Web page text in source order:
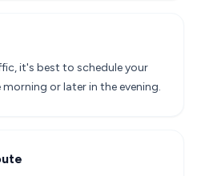
it's best to schedule your
or later in the evening.